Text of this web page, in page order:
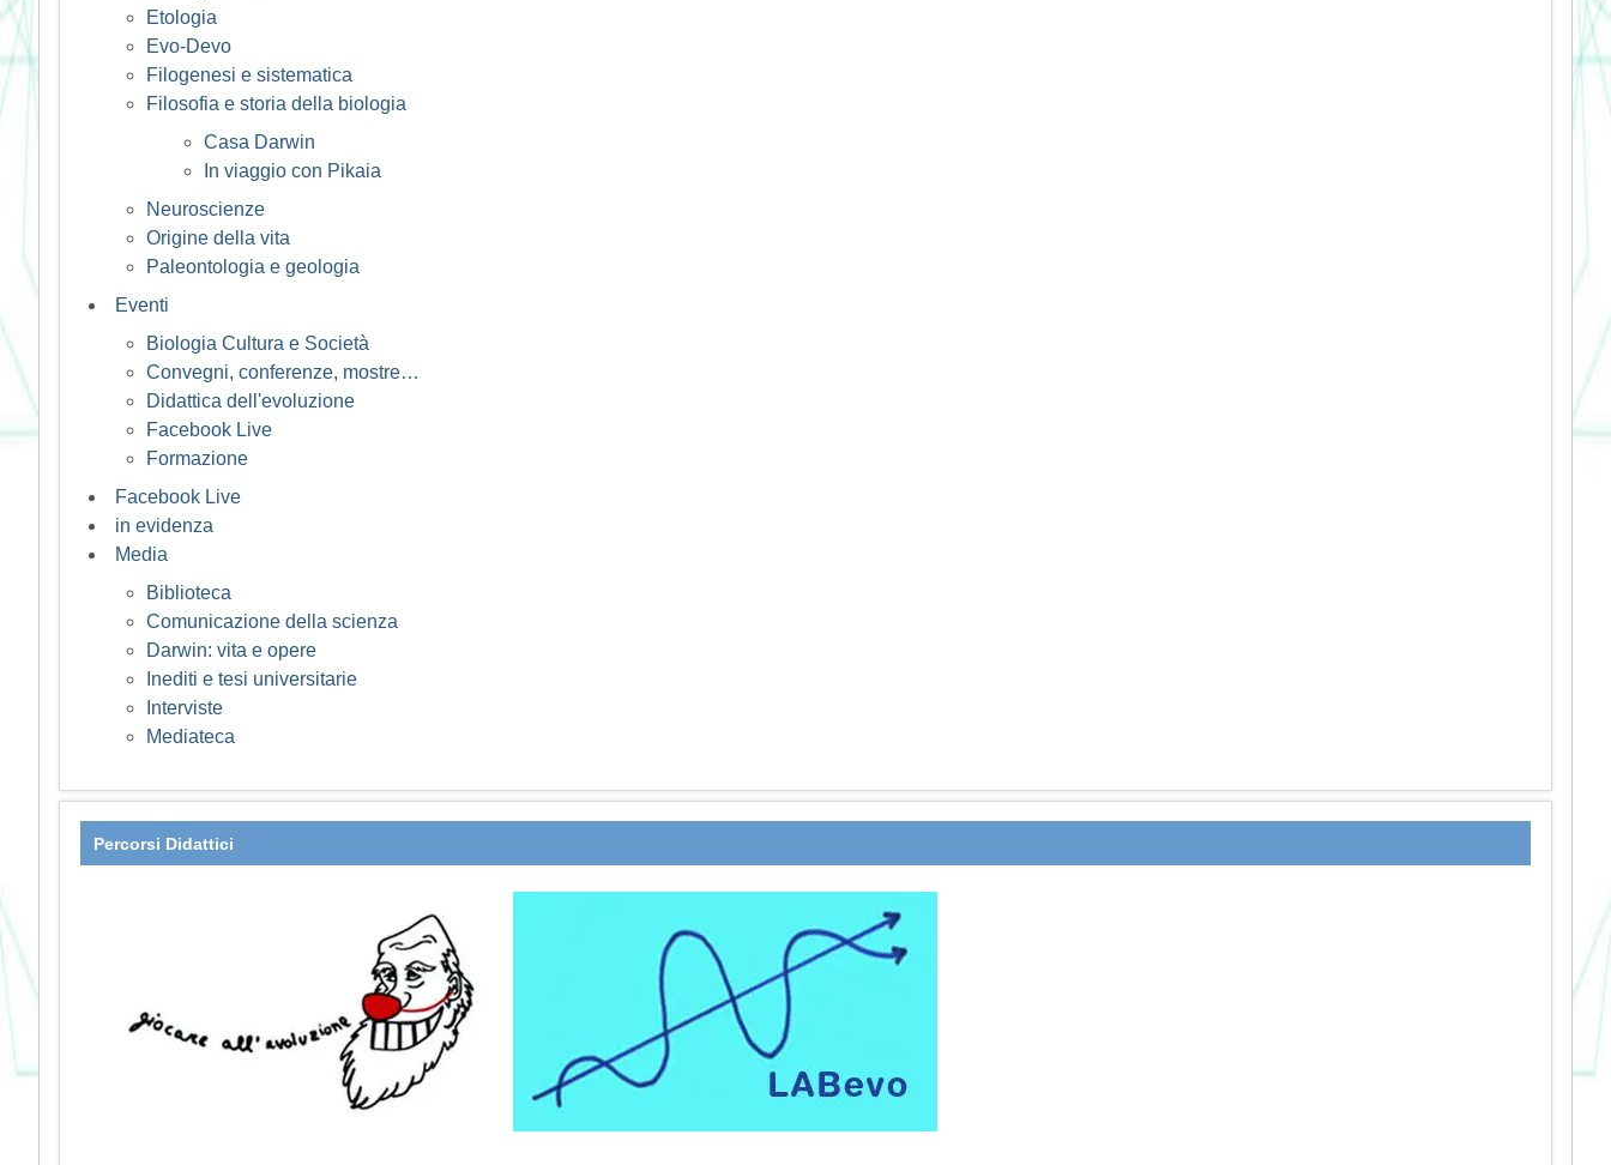
Etologia
Evo-Devo
Filogenesi e sistematica
Filosofia e storia della biologia
Casa Darwin
In viaggio con Pikaia
Neuroscienze
Origine della vita
Paleontologia e geologia
Eventi
Biologia Cultura e Società
Convegni, conferenze, mostre…
Didattica dell'evoluzione
Facebook Live
Formazione
Facebook Live
in evidenza
Media
Biblioteca
Comunicazione della scienza
Darwin: vita e opere
Inediti e tesi universitarie
Interviste
Mediateca
Percorsi Didattici